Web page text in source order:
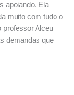
apoiando. Ela
muito com tudo o
professor Alceu
demandas que